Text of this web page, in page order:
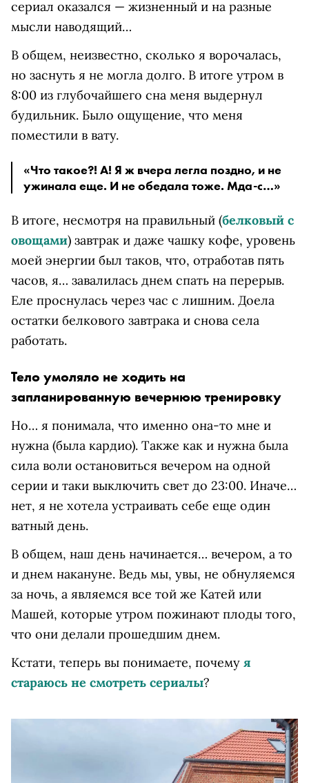
сериал оказался — жизненный и на разные
мысли наводящий…
В общем, неизвестно, сколько я ворочалась,
но заснуть я не могла долго. В итоге утром в
8:00 из глубочайшего сна меня выдернул
будильник. Было ощущение, что меня
поместили в вату.
«Что такое?! А! Я ж вчера легла поздно, и не
ужинала еще. И не обедала тоже. Мда-с…»
В итоге, несмотря на правильный (белковый с
овощами) завтрак и даже чашку кофе, уровень
моей энергии был таков, что, отработав пять
часов, я… завалилась днем спать на перерыв.
Еле проснулась через час с лишним. Доела
остатки белкового завтрака и снова села
работать.
Тело умоляло не ходить на
запланированную вечернюю тренировку
Но… я понимала, что именно она-то мне и
нужна (была кардио). Также как и нужна была
сила воли остановиться вечером на одной
серии и таки выключить свет до 23:00. Иначе…
нет, я не хотела устраивать себе еще один
ватный день.
В общем, наш день начинается… вечером, а то
и днем накануне. Ведь мы, увы, не обнуляемся
за ночь, а являемся все той же Катей или
Машей, которые утром пожинают плоды того,
что они делали прошедшим днем.
Кстати, теперь вы понимаете, почему я
стараюсь не смотреть сериалы?